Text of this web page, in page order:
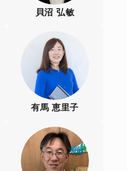
貝沼 弘敏
有馬 恵里子